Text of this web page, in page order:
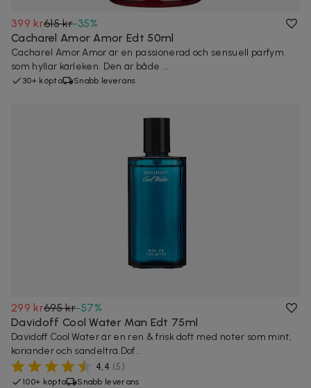
399 kr615 kr-35%
Cacharel Amor Amor Edt 50ml
Cacharel Amor Amor är en passionerad och sensuell parfym
som hyllar kärleken. Den är både ...
30+ köpta Snabb leverans
299 kr695 kr-57%
Davidoff Cool Water Man Edt 75ml
Davidoff Cool Water är en ren & frisk doft med noter som mint,
koriander och sandelträ.Dof...
4,4 (5)
100+ köpta Snabb leverans